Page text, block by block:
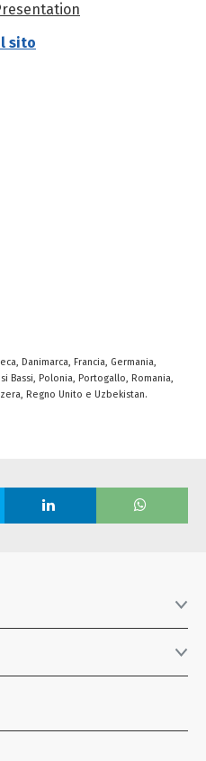
sito
Danimarca, Francia, Germania,
Bassi, Polonia, Portogallo, Romania,
Regno Unito e Uzbekistan.